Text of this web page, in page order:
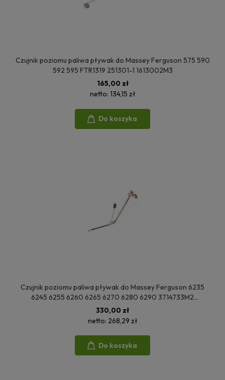
Czujnik poziomu paliwa pływak do Massey Ferguson 575 590
592 595 FTR1319 251301-1 1613002M3
165,00 zł
netto: 134,15 zł
Do koszyka
Czujnik poziomu paliwa pływak do Massey Ferguson 6235
6245 6255 6260 6265 6270 6280 6290 3714733M2
60750012 FTR 1373
330,00 zł
netto: 268,29 zł
Do koszyka